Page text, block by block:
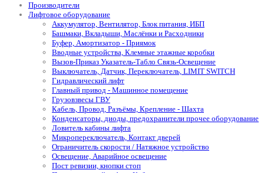
Производители
Лифтовое оборудование
Аккумулятор, Вентилятор, Блок питания, ИБП
Башмаки, Вкладыши, Маслёнки и Расходники
Буфер, Амортизатор - Приямок
Вводные устройства, Клемные этажные коробки
Вызов-Приказ Указатель-Табло Связь-Освещение
Выключатель, Датчик, Переключатель, LIMIT SWITCH
Гидравлический лифт
Главный привод - Машинное помещение
Грузовзвесы ГВУ
Кабель, Провод, Разъёмы, Крепление - Шахта
Конденсаторы, диоды, предохранители прочее оборудование
Ловитель кабины лифта
Микропереключатель, Контакт дверей
Ограничитель скорости / Натяжное устройство
Освещение, Аварийное освещение
Пост ревизии, кнопки стоп